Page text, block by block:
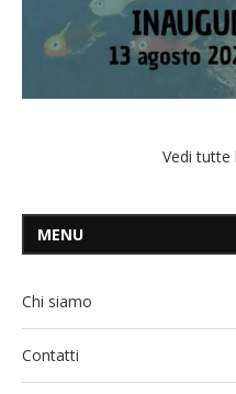
Vedi
MENU
Chi siamo
Contatti